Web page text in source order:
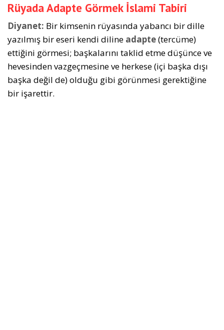
Rüyada Adapte Görmek İslami Tabiri
Diyanet: Bir kimsenin rüyasında yabancı bir dille
yazılmış bir eseri kendi diline adapte(tercüme)
ettiğini görmesi; başkalarını taklid etme düşünce ve
hevesinden vazgeçmesine ve herkese (içi başka dışı
başka değil de) olduğu gibi görünmesi gerektiğine
bir işarettir.